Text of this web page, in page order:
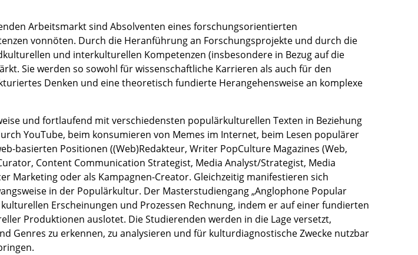
Arbeitsmarkt sind Absolventen eines forschungsorientierten
vonnöten. Durch die Heranführung an Forschungsprojekte und durch die
und interkulturellen Kompetenzen (insbesondere in Bezug auf die
Sie werden so sowohl für wissenschaftliche Karrieren als auch für den
Denken und eine theoretisch fundierte Herangehensweise an komplexe
und fortlaufend mit verschiedensten populärkulturellen Texten in Beziehung
YouTube, beim konsumieren von Memes im Internet, beim Lesen populärer
basierten Positionen ((Web)Redakteur, Writer PopCulture Magazines (Web,
Content Communication Strategist, Media Analyst/Strategist, Media
Marketing oder als Kampagnen-Creator. Gleichzeitig manifestieren sich
in der Populärkultur. Der Masterstudiengang „Anglophone Popular
Erscheinungen und Prozessen Rechnung, indem er auf einer fundierten
Produktionen auslotet. Die Studierenden werden in die Lage versetzt,
Genres zu erkennen, zu analysieren und für kulturdiagnostische Zwecke nutzbar